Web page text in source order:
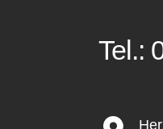
Tel.: